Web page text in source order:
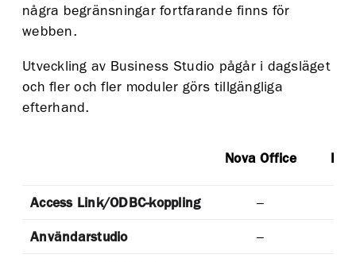
några begränsningar fortfarande finns för
webben.
Utveckling av Business Studio pågår i dagsläget
och fler och fler moduler görs tillgängliga
efterhand.
Nova Office
Access Link/ODBC-koppling –
Användarstudio –